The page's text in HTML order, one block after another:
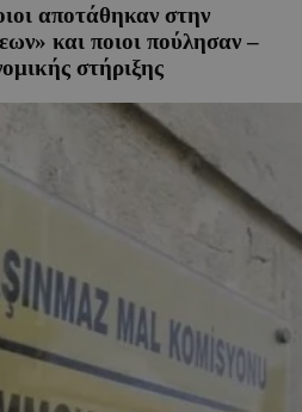
αποτάθηκαν στην
και ποιοι πούλησαν –
στήριξης